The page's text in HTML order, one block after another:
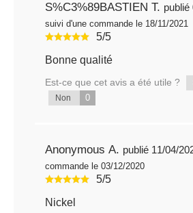
S%C3%89BASTIEN T.
suivi d'une commande le 18/11/2021
5/5
Bonne qualité
Est-ce que cet avis a été utile ?
Non 0
Anonymous A. publié 11/04/
commande le 03/12/2020
5/5
Nickel